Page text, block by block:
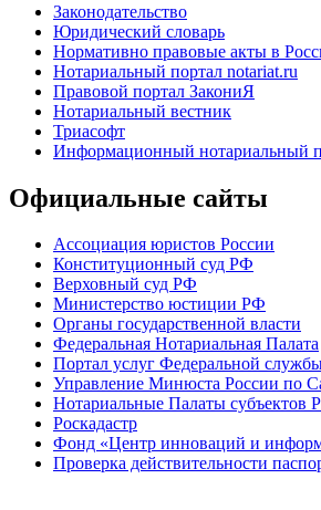
Законодательство
Юридический словарь
Нормативно правовые акты в
Нотариальный портал notariat.ru
Правовой портал ЗакониЯ
Нотариальный вестник
Триасофт
Информационный нотариальный
Официальные сайты
Ассоциация юристов России
Конституционный суд РФ
Верховный суд РФ
Министерство юстиции РФ
Органы государственной власти
Федеральная Нотариальная Палата
Портал услуг Федеральной
Управление Минюста России по
Нотариальные Палаты субъектов
Роскадастр
Фонд «Центр инноваций и
Проверка действительности